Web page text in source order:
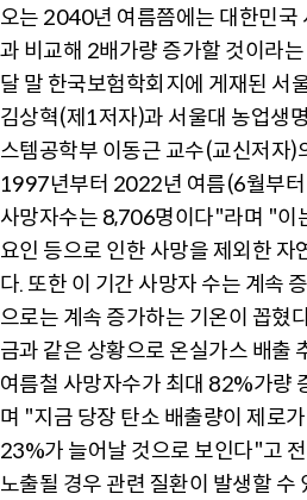
오는 2040년 여름쯤에는 대한민국
과 비교해 2배가량 증가할 것이라
달 말 한국보험학회지에 게재된 서
김상혁(제1저자)과 서울대 농업생
스템공학부 이동근 교수(교신저자)
1997년부터 2022년 여름(6월부
사망자수는 8,706명이다"라며 "이
요인 등으로 인한 사망을 제외한
다. 또한 이 기간 사망자 수는 계속
으로는 계속 증가하는 기온이 꼽혔
금과 같은 상황으로 온실가스 배출
여름철 사망자수가 최대 82%가량
며 "지금 당장 탄소 배출량이 제로
23%가 늘어날 것으로 보인다"고
노출될 경우 관련 질환이 발생할 수